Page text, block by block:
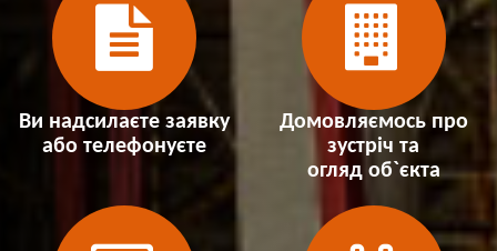
Ви надсилаєте заявку
або телефонуєте
Домовляємось про
зустріч та
огляд об`єкта